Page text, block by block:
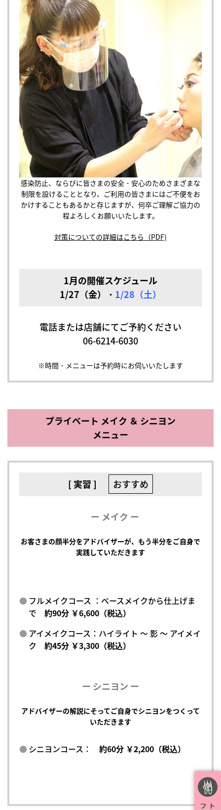
感染防止、ならびに皆さまの安全・安心のためさまざまな
制限を設けることとなり、ご利用の皆さまにはご不便をお
かけすることもあるかと存じますが、何卒ご理解ご協力の
程よろしくお願いいたします。
対策についての詳細はこちら（PDF)
1月の開催スケジュール
1/27（金）・ 1/28（土）
電話または店舗にてご予約ください
06-6214-6030
※時間・メニューは予約時にお伺いいたします
プライベート メイク ＆ シニヨン
メニュー
[ 実習 ] おすすめ
ー メイク ー
お客さまの顔半分をアドバイザーが、もう半分をご自身で
実践していただきます
フルメイクコース ：ベースメイクから仕上げま
で約90分 ￥6,600（税込）
アイメイクコース：ハイライト ～ 影 ～ アイメイ
ク約45分 ￥3,300（税込）
ー シニヨン ー
アドバイザーの解説にそってご自身でシニヨンをつくって
いただきます
シニヨンコース：約60分 ￥2,200（税込）